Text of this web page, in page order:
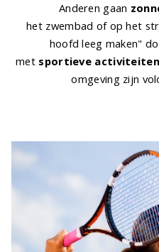
Anderen gaan
het zwembad of op het
hoofd leeg maken"
met sportieve activiteiten
omgeving zijn